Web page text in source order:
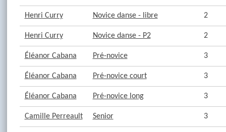
Henri Curry Novice danse - libre 2
Henri Curry Novice danse - P2 2
Éléanor Cabana Pré-novice 3
Éléanor Cabana Pré-novice court 3
Éléanor Cabana Pré-novice long 3
Camille Perreault Senior 3